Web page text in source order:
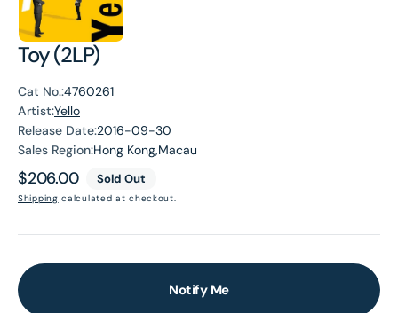
Toy (2LP)
Cat No.:4760261
Artist:Yello
Release Date:2016-09-30
Sales Region:Hong Kong,Macau
Regular
price
$206.00 Sold Out
Shipping calculated at checkout.
Notify Me